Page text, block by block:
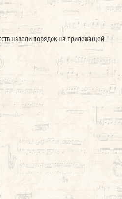
навели порядок на прилежащей